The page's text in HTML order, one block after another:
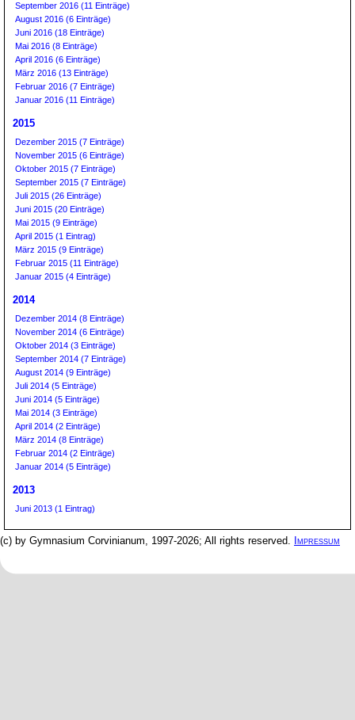
September 2016 (11 Einträge)
August 2016 (6 Einträge)
Juni 2016 (18 Einträge)
Mai 2016 (8 Einträge)
April 2016 (6 Einträge)
März 2016 (13 Einträge)
Februar 2016 (7 Einträge)
Januar 2016 (11 Einträge)
2015
Dezember 2015 (7 Einträge)
November 2015 (6 Einträge)
Oktober 2015 (7 Einträge)
September 2015 (7 Einträge)
Juli 2015 (26 Einträge)
Juni 2015 (20 Einträge)
Mai 2015 (9 Einträge)
April 2015 (1 Eintrag)
März 2015 (9 Einträge)
Februar 2015 (11 Einträge)
Januar 2015 (4 Einträge)
2014
Dezember 2014 (8 Einträge)
November 2014 (6 Einträge)
Oktober 2014 (3 Einträge)
September 2014 (7 Einträge)
August 2014 (9 Einträge)
Juli 2014 (5 Einträge)
Juni 2014 (5 Einträge)
Mai 2014 (3 Einträge)
April 2014 (2 Einträge)
März 2014 (8 Einträge)
Februar 2014 (2 Einträge)
Januar 2014 (5 Einträge)
2013
Juni 2013 (1 Eintrag)
(c) by Gymnasium Corvinianum, 1997-2026; All rights reserved. Impressum